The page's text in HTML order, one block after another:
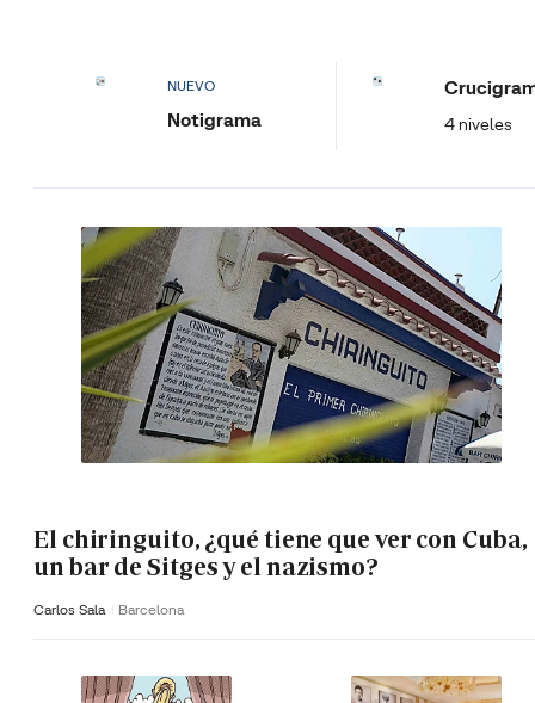
NUEVO
Notigrama 4 niveles
El chiringuito, ¿qué tiene que ver con Cuba,
un bar de Sitges y el nazismo?
Carlos Sala Barcelona